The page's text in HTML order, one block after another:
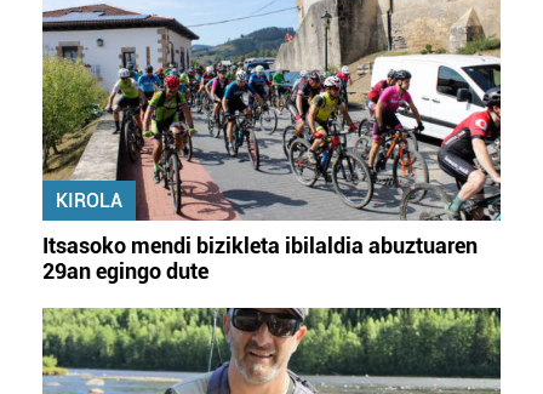
KIROLA
Itsasoko mendi bizikleta ibilaldia abuztuaren
29an egingo dute